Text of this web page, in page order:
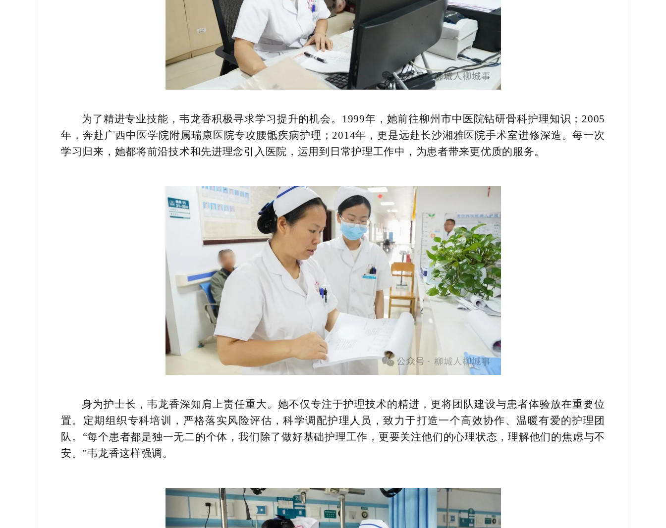
为了精进专业技能，韦龙香积极寻求学习提升的机会。1999年，她前往柳州市中医院钻研骨科护理知识；2005
年，奔赴广西中医学院附属瑞康医院专攻腰骶疾病护理；2014年，更是远赴长沙湘雅医院手术室进修深造。每一次
学习归来，她都将前沿技术和先进理念引入医院，运用到日常护理工作中，为患者带来更优质的服务。
身为护士长，韦龙香深知肩上责任重大。她不仅专注于护理技术的精进，更将团队建设与患者体验放在重要位
置。定期组织专科培训，严格落实风险评估，科学调配护理人员，致力于打造一个高效协作、温暖有爱的护理团
队。“每个患者都是独一无二的个体，我们除了做好基础护理工作，更要关注他们的心理状态，理解他们的焦虑与不
安。”韦龙香这样强调。